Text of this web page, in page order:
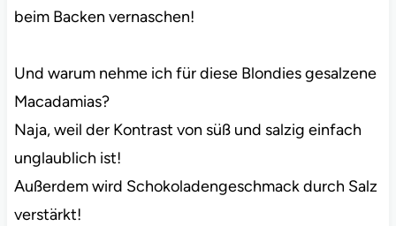
beim Backen vernaschen!
Und warum nehme ich für diese Blondies gesalzene
Macadamias?
Naja, weil der Kontrast von süß und salzig einfach
unglaublich ist!
Außerdem wird Schokoladengeschmack durch Salz
verstärkt!